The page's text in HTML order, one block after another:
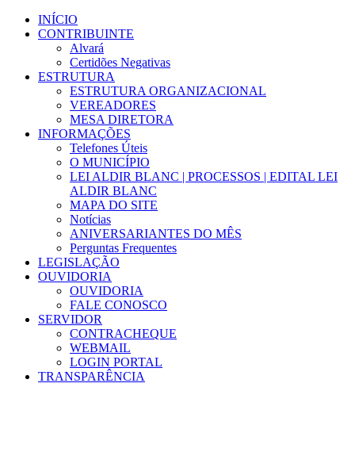
para
INÍCIO
CONTRIBUINTE
Alvará
Certidões Negativas
ESTRUTURA
ESTRUTURA ORGANIZACIONAL
VEREADORES
MESA DIRETORA
INFORMAÇÕES
Telefones Úteis
O MUNICÍPIO
LEI ALDIR BLANC | PROCESSOS | EDITAL LEI
ALDIR BLANC
MAPA DO SITE
Notícias
ANIVERSARIANTES DO MÊS
Perguntas Frequentes
LEGISLAÇÃO
OUVIDORIA
OUVIDORIA
FALE CONOSCO
SERVIDOR
CONTRACHEQUE
WEBMAIL
LOGIN PORTAL
TRANSPARÊNCIA